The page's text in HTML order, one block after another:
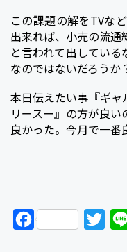
この課題の解をTVな
出来れば、小売の流
と言われて出してい
なのではないだろうか
本日伝えたい事『ギャ
リースー』の方が良
良かった。今月で一番
F